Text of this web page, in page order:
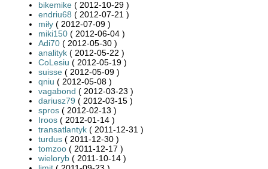
bikemike ( 2012-10-29 )
endriu68 ( 2012-07-21 )
miły ( 2012-07-09 )
miki150 ( 2012-06-04 )
Adi70 ( 2012-05-30 )
analityk ( 2012-05-22 )
CoLesiu ( 2012-05-19 )
suisse ( 2012-05-09 )
qniu ( 2012-05-08 )
vagabond ( 2012-03-23 )
dariusz79 ( 2012-03-15 )
spros ( 2012-02-13 )
Iroos ( 2012-01-14 )
transatlantyk ( 2011-12-31 )
turdus ( 2011-12-30 )
tomzoo ( 2011-12-17 )
wieloryb ( 2011-10-14 )